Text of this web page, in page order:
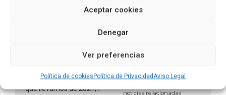
Aceptar cookies
Denegar
Ver preferencias
Política de cookiesPolítica de PrivacidadAviso Legal
proyección en Europa y
ampliado su flota de
furgones modelo S.BO
para responder a
durante 2020 y en lo
que llevamos de 2021,
noticias relacionadas